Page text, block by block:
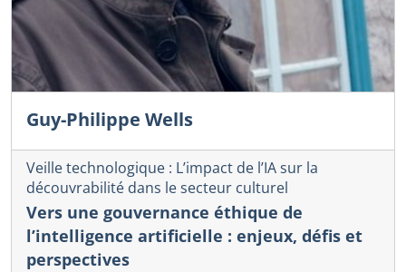
Guy-Philippe Wells
Veille technologique : L’impact de l’IA sur la
découvrabilité dans le secteur culturel
Vers une gouvernance éthique de
l’intelligence artificielle : enjeux, défis et
perspectives